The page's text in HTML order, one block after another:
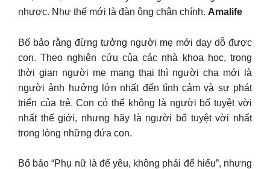
nhược. Như thế mới là đàn ông chân chính. Amalife
Bố bảo rằng đừng tưởng người mẹ mới dạy dỗ được
con. Theo nghiên cứu của các nhà khoa học, trong
thời gian người mẹ mang thai thì người cha mới là
người ảnh hưởng lớn nhất đến tình cảm và sự phát
triển của trẻ. Con có thể không là người bố tuyệt vời
nhất thế giới, nhưng hãy là người bố tuyệt vời nhất
trong lòng những đứa con.
Bố bảo “Phụ nữ là để yêu, không phải để hiểu”, nhưng